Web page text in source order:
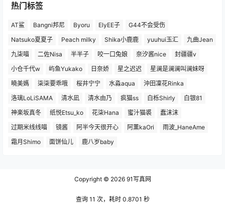
热门标签
AT鲨 Bangni邦尼 Byoru ElyEE子
G44不会受伤
Natsuko夏夏子
Peach milky Shika小鹿鹿 yuuhui玉汇
九曲Jean
九柒喵
二佐Nisa 半半子 咬一口兔娘 奈汐酱nice
封疆疆v
小仓千代w
屿鱼Yukako 日奈娇 星之迟迟
星澜是澜澜叫澜妹呀
曉美媽
柒柒要乖哦 桜井宁宁 水淼aqua
沖田凜花Rinka
洛璃LoLiSAMA
清水凪 清水由乃 疯猫ss 白栎Shirly
白银81
神楽坂真冬
纸悦Etsu_ko 花柒Hana 蜜汁猫裘
蠢沫沫
过期米线线喵
镜酱 阿半今天很开心 阿薰kaOri
雨波_HaneAme
霜月Shimo
面饼仙儿 鹿八岁baby
Copyright © 202691写真网
查询 11 次，耗时 0.8701 秒